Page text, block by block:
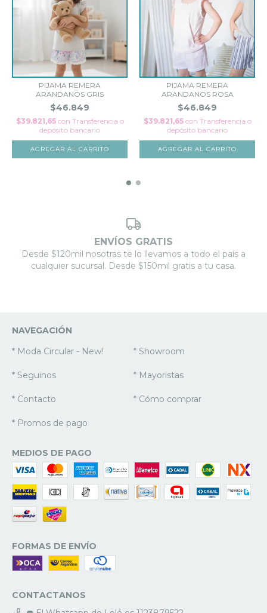
PIJAMA REMERA
ARANDANOS GRIS
$46.849
$39.821,65 con Transferencia o
depósito bancario
AGREGAR AL CARRITO
PIJAMA REMERA
ARANDANOS ROSA
$46.849
$39.821,65 con Transferencia o
depósito bancario
AGREGAR AL CARRITO
ENVÍOS GRATIS
Desde $120mil nosotras te lo llevamos a todo el país a
cualquier sucursal. Desde $150mil gratis a tu casa.
NAVEGACIÓN
* Moda Circular - New!
* Showroom
* Seguinos * Mayoristas
* Contacto * Cómo comprar
* Promos de pago
MEDIOS DE PAGO
FORMAS DE ENVÍO
CONTACTANOS